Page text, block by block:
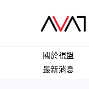
關於視盟
最新消息